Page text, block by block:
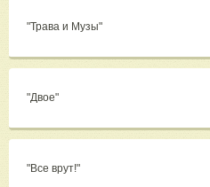
"Трава и Музы"
"Двое"
"Все врут!"